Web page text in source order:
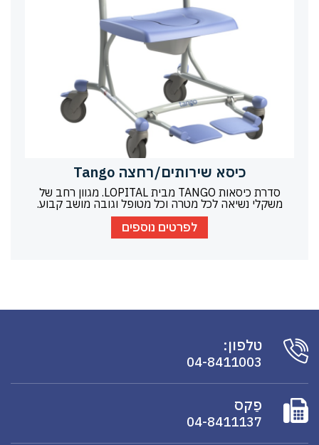
כיסא שירותים/רחצה Tango
סדרת כיסאות TANGO מבית LOPITAL. מגוון רחב של
משקלי נשיאה לכל מטרה וכל מטופל וגובה מושב קבוע.
לפרטים נוספים
טלפון:
04-8411003
פַקס
04-8411137